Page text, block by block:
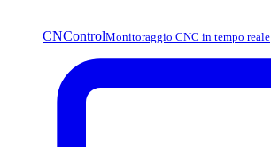
CNControlMonitoraggio CNC in tempo reale